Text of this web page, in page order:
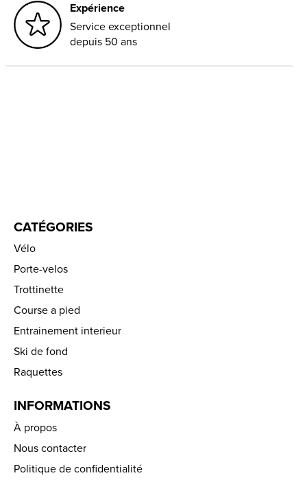
Expérience
Service exceptionnel
depuis 50 ans
CATÉGORIES
Vélo
Porte-velos
Trottinette
Course a pied
Entrainement interieur
Ski de fond
Raquettes
INFORMATIONS
À propos
Nous contacter
Politique de confidentialité